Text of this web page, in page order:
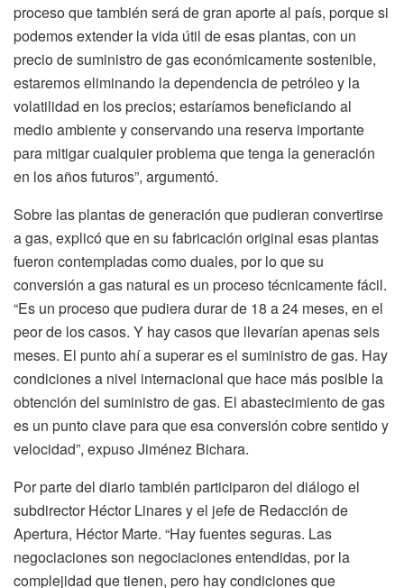
proceso que también será de gran aporte al país, porque si
podemos extender la vida útil de esas plantas, con un
precio de suministro de gas económicamente sostenible,
estaremos eliminando la dependencia de petróleo y la
volatilidad en los precios; estaríamos beneficiando al
medio ambiente y conservando una reserva importante
para mitigar cualquier problema que tenga la generación
en los años futuros”, argumentó.
Sobre las plantas de generación que pudieran convertirse
a gas, explicó que en su fabricación original esas plantas
fueron contempladas como duales, por lo que su
conversión a gas natural es un proceso técnicamente fácil.
“Es un proceso que pudiera durar de 18 a 24 meses, en el
peor de los casos. Y hay casos que llevarían apenas seis
meses. El punto ahí a superar es el suministro de gas. Hay
condiciones a nivel internacional que hace más posible la
obtención del suministro de gas. El abastecimiento de gas
es un punto clave para que esa conversión cobre sentido y
velocidad”, expuso Jiménez Bichara.
Por parte del diario también participaron del diálogo el
subdirector Héctor Linares y el jefe de Redacción de
Apertura, Héctor Marte. “Hay fuentes seguras. Las
negociaciones son negociaciones entendidas, por la
complejidad que tienen, pero hay condiciones que